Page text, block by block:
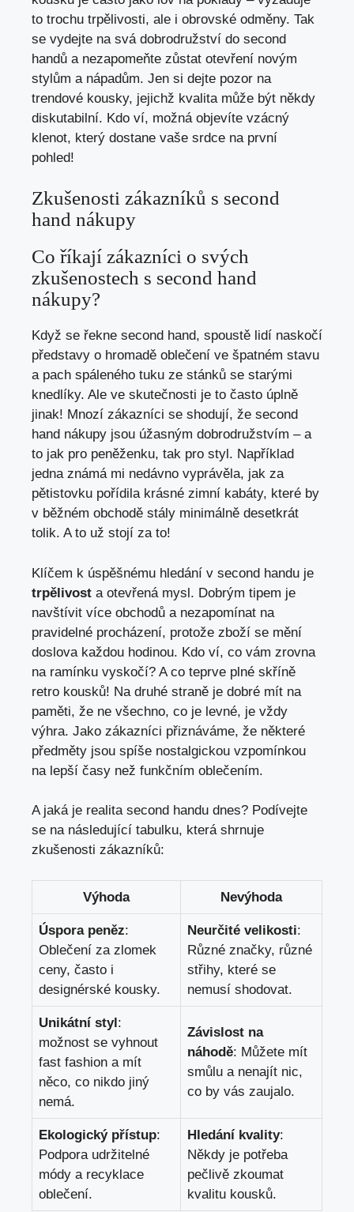
to trochu trpělivosti, ale i obrovské odměny. Tak
se ‌vydejte ​na svá dobrodružství ​do second
handů a‌ nezapomeňte zůstat otevření novým
‍stylům a nápadům. Jen si dejte pozor⁢ na⁣
trendové kousky, jejichž kvalita může být někdy
diskutabilní.‍ Kdo ví, možná objevíte vzácný
klenot, který⁢ dostane vaše srdce na první
pohled!
Zkušenosti zákazníků s second
hand nákupy
Co říkají zákazníci o svých
zkušenostech s second hand
nákupy?
Když se řekne second hand, spoustě lidí naskočí
představy o hromadě oblečení ⁤ve špatném stavu
‌a pach spáleného tuku ze stánků se starými
knedlíky. Ale⁣ ve skutečnosti je to často úplně
jinak! Mnozí zákazníci se shodují, že second
hand nákupy jsou úžasným dobrodružstvím –‌ a
to jak pro peněženku, tak pro styl. Například​
jedna známá mi nedávno ⁢vyprávěla, jak za
pětistovku pořídila krásné zimní kabáty, které by
‍v běžném obchodě stály ​minimálně desetkrát
tolik. A to už stojí za to!
Klíčem k úspěšnému hledání⁣ v second handu je
trpělivost a otevřená mysl. Dobrým tipem je
⁤navštívit více obchodů a nezapomínat na
pravidelné ⁤procházení, protože zboží se mění
doslova každou hodinou. Kdo ví, co ‍vám zrovna
na ramínku​ vyskočí?​ A co teprve ‍plné skříně
retro kousků!⁣ Na druhé straně je dobré mít na
paměti, že ne všechno, co je levné, je vždy
výhra. Jako⁣ zákazníci přiznáváme, že některé
předměty⁤ jsou ⁤spíše nostalgickou vzpomínkou
na lepší časy než funkčním oblečením.
A jaká je ​realita second handu dnes?‌ Podívejte
se na následující ⁤tabulku, která shrnuje​
zkušenosti zákazníků:
Výhoda Nevýhoda
Úspora peněz:
Oblečení za zlomek
ceny, často i
designérské kousky.
Neurčité velikosti:
Různé ⁤značky, různé
střihy, které se
‌nemusí ⁤shodovat.
Unikátní styl:
možnost se vyhnout
‌fast‌ fashion​ a mít
něco, co nikdo‌ jiný
nemá.
Závislost na
náhodě: Můžete mít
smůlu a nenajít nic,
co by vás⁤ zaujalo.
Ekologický přístup:
Podpora⁤ udržitelné⁤
módy a recyklace
oblečení.
Hledání kvality:
Někdy⁤ je potřeba
pečlivě zkoumat
kvalitu ​kousků.